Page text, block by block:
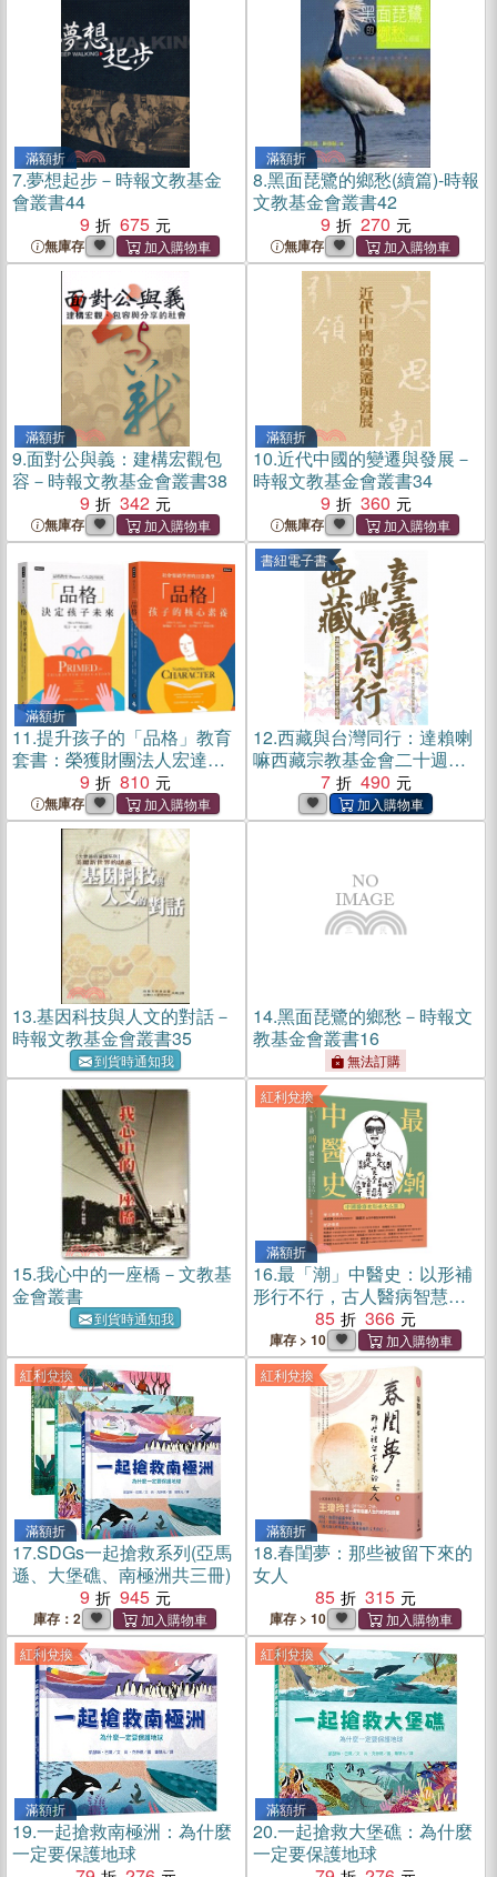
滿額折
7.夢想起步－時報文教基金
會叢書44
9
675
無庫存
滿額折
8.黑面琵鷺的鄉愁(續篇)-時報
文教基金會叢書42
9
270
無庫存
滿額折
9.面對公與義：建構宏觀包
容－時報文教基金會叢書38
9
342
無庫存
滿額折
10.近代中國的變遷與發展－
時報文教基金會叢書34
9
360
無庫存
滿額折
11.提升孩子的「品格」教育
套書：榮獲財團法人宏達文
教基金會品格教育教師進修
培育用書
9 810
無庫存
書紐電子書
12.西藏與台灣同行：達賴喇
嘛西藏宗教基金會二十週年
紀念冊(電子書)
7 490
13.基因科技與人文的對話－
時報文教基金會叢書35
到貨時通知我
14.黑面琵鷺的鄉愁－時報文
教基金會叢書16
無法訂購
15.我心中的一座橋－文教基
金會叢書
到貨時通知我
紅利兌換
滿額折
16.最「潮」中醫史：以形補
形行不行，古人醫病智慧超
85 366
庫存 > 10
紅利兌換
滿額折
17.SDGs一起搶救系列(亞馬
遜、大堡礁、南極洲共三冊)
9
945
庫存：2
紅利兌換
滿額折
18.春閨夢：那些被留下來的
女人
85
315
庫存 > 10
紅利兌換
滿額折
19.一起搶救南極洲：為什麼
一定要保護地球
紅利兌換
滿額折
20.一起搶救大堡礁：為什麼
一定要保護地球